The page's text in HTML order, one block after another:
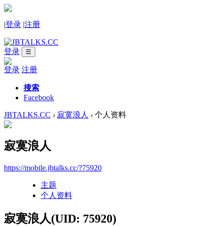
|登录 |注册
登录 ☰
登录 注册
搜索
Facebook
JBTALKS.CC › 寂寞浪人 › 个人资料
寂寞浪人
https://mobile.jbtalks.cc/?75920
主题
个人资料
寂寞浪人(UID: 75920)